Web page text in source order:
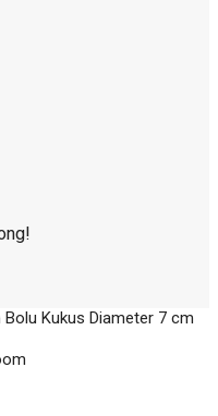
Bolu Kukus Diameter 7 cm